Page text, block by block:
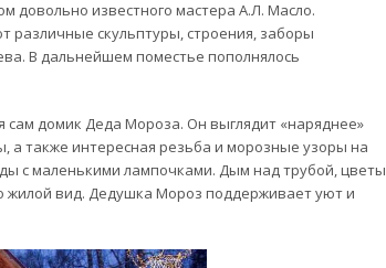
довольно известного мастера А.Л. Масло.
различные скульптуры, строения, заборы
В дальнейшем поместье пополнялось
сам домик Деда Мороза. Он выглядит «наряднее»
а также интересная резьба и морозные узоры на
с маленькими лампочками. Дым над трубой, цветы
жилой вид. Дедушка Мороз поддерживает уют и